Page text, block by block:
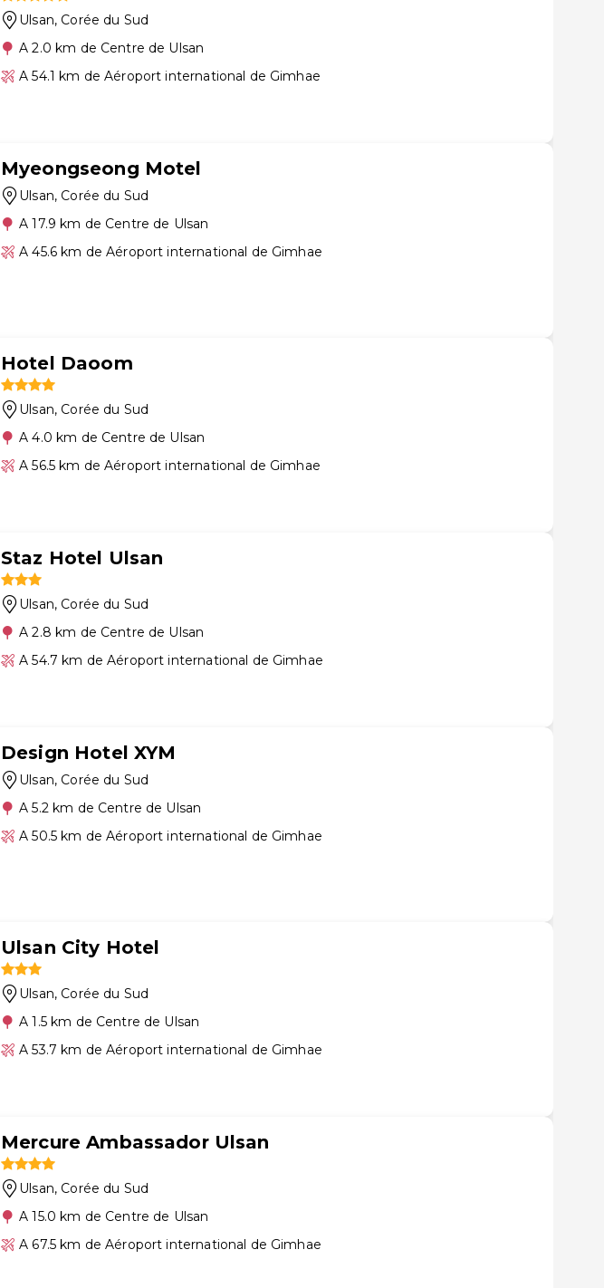
Ulsan, Corée du Sud
A 2.0 km de Centre de Ulsan
A 54.1 km de Aéroport international de Gimhae
Myeongseong Motel
Ulsan, Corée du Sud
A 17.9 km de Centre de Ulsan
A 45.6 km de Aéroport international de Gimhae
Hotel Daoom
Ulsan, Corée du Sud
A 4.0 km de Centre de Ulsan
A 56.5 km de Aéroport international de Gimhae
Staz Hotel Ulsan
Ulsan, Corée du Sud
A 2.8 km de Centre de Ulsan
A 54.7 km de Aéroport international de Gimhae
Design Hotel XYM
Ulsan, Corée du Sud
A 5.2 km de Centre de Ulsan
A 50.5 km de Aéroport international de Gimhae
Ulsan City Hotel
Ulsan, Corée du Sud
A 1.5 km de Centre de Ulsan
A 53.7 km de Aéroport international de Gimhae
Mercure Ambassador Ulsan
Ulsan, Corée du Sud
A 15.0 km de Centre de Ulsan
A 67.5 km de Aéroport international de Gimhae